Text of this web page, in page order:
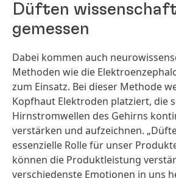
Düften
gemessen
Dabei kommen auch
Methoden wie die
zum Einsatz. Bei dieser Methode
Kopfhaut Elektroden platziert, die
Hirnstromwellen des Gehirns
verstärken und aufzeichnen.
essenzielle Rolle für unser
können die Produktleistung
verschiedenste Emotionen in uns